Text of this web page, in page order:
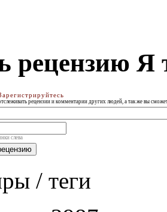
рецензию Я
рецензии и комментарии других людей, а так же вы
слева
/ теги